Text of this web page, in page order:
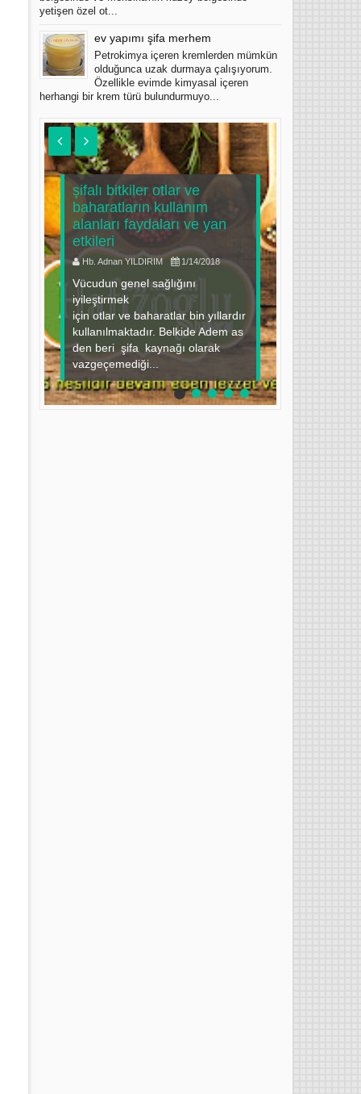
yetişen özel ot...
ev yapımı şifa merhem
Petrokimya içeren kremlerden mümkün
olduğunca uzak durmaya çalışıyorum.
Özellikle evimde kimyasal içeren
herhangi bir krem türü bulundurmuyo...
şifalı bitkiler otlar ve
baharatların kullanım
alanları faydaları ve yan
etkileri
Hb. Adnan YILDIRIM 1/14/2018
Vücudun genel sağlığını
iyileştirmek
için otlar ve baharatlar bin yıllardır
kullanılmaktadır. Belkide Adem as
den beri şifa kaynağı olarak
vazgeçemediği...